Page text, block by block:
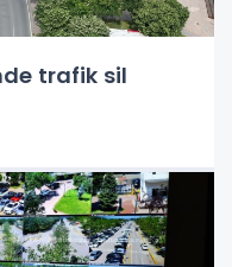
trafik sil